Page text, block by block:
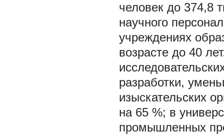
человек до 374,8
научного
учреждениях
возрасте до 40
разработки,
изыскательских
на 65 %; в
промышленных